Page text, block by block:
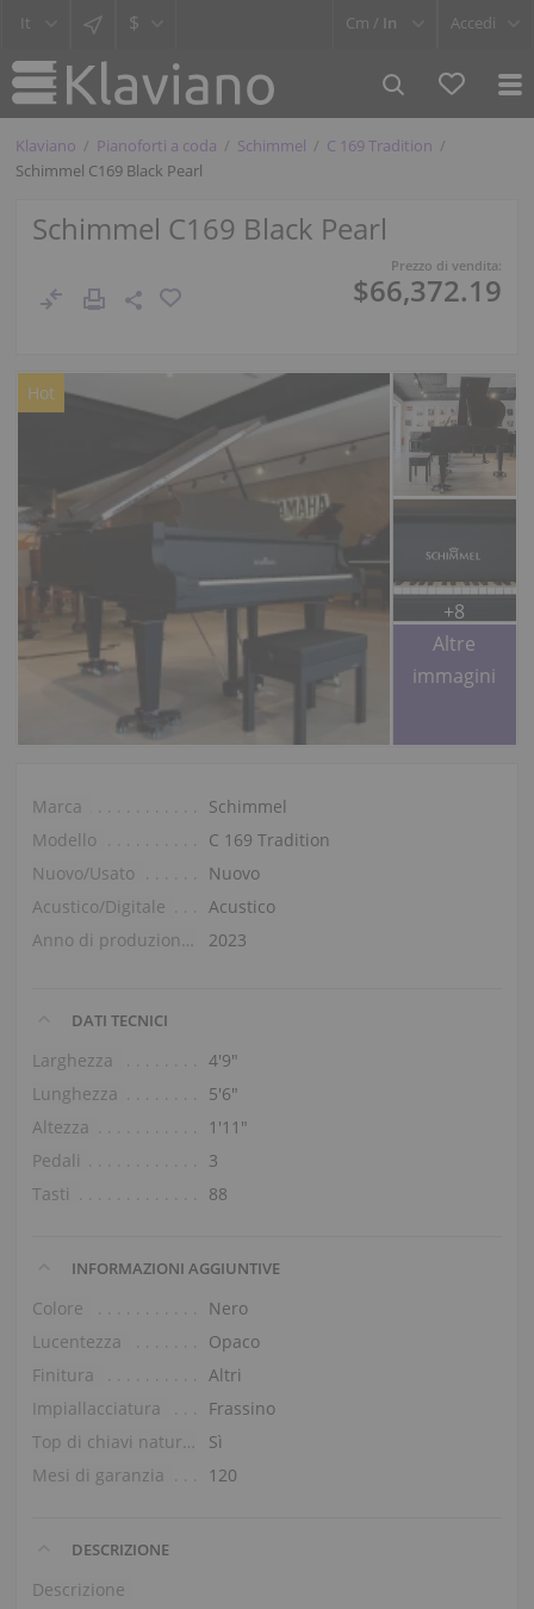
$ Cm / In Accedi
Klaviano Pianoforti a coda Schimmel
C 169 Tradition
Schimmel C169 Black Pearl
Schimmel C169 Black Pearl
Prezzo di vendita:
$66,372.19
Hot
+8
Altre
immagini
Marca
Schimmel
Modello
C 169 Tradition
Nuovo/Usato
Nuovo
Acustico/Digitale
Acustico
Anno di produzione
2023
DATI TECNICI
Larghezza
4′9″
Lunghezza
5′6″
Altezza
1′11″
Pedali
3
Tasti
88
INFORMAZIONI AGGIUNTIVE
Colore
Nero
Lucentezza
Opaco
Finitura
Altri
Impiallacciatura
Frassino
Top di chiavi naturali
Sì
Mesi di garanzia
120
DESCRIZIONE
Descrizione